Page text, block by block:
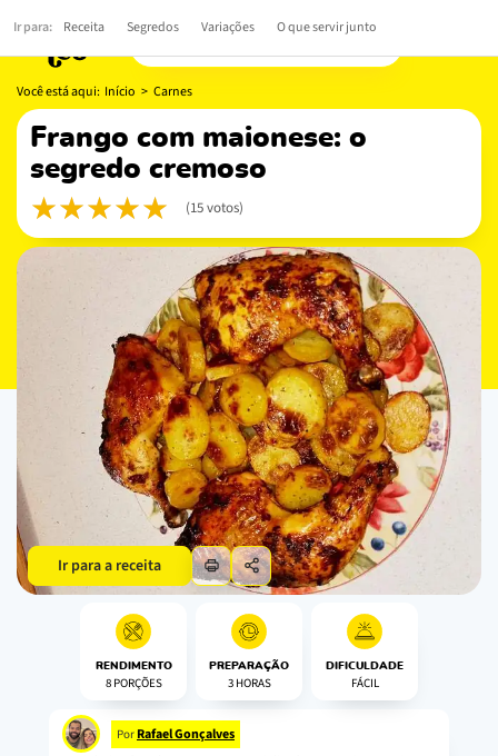
Você está aqui: Início > Carnes
frango com maionese: o
segredo cremoso
(15 votos)
Ir para a receita
RENDIMENTO
8 PORÇÕES
PREPARAÇÃO
3 HORAS
DIFICULDADE
FÁCIL
Por Rafael Gonçalves
Ir para: Receita Segredos Variações O que servir junto